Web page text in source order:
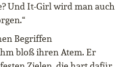
Und It-Girl wird man auch
Begriffen
bloß ihren Atem. Er